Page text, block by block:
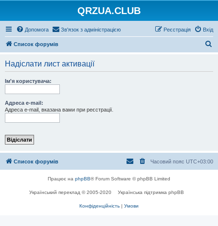
QRZUA.CLUB
Допомога Зв'язок з адміністрацією Вхід
Реєстрація
Список форумів
Надіслати лист активації
Ім'я користувача:
Адреса e-mail:
Адреса e-mail, вказана вами при реєстрації.
Список форумів Часовий пояс UTC+03:00
Працює на phpBB® Forum Software © phpBB Limited
Український переклад © 2005-2020 Українська підтримка phpBB
Конфіденційність | Умови